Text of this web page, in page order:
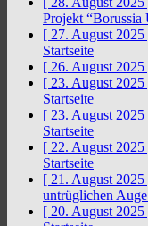
Projekt “Borussia
[ 27. August 2025
Startseite
[ 26. August 2025
[ 23. August 2025
Startseite
[ 23. August 2025
Startseite
[ 22. August 2025
Startseite
[ 21. August 2025
untrüglichen Auge
[ 20. August 2025